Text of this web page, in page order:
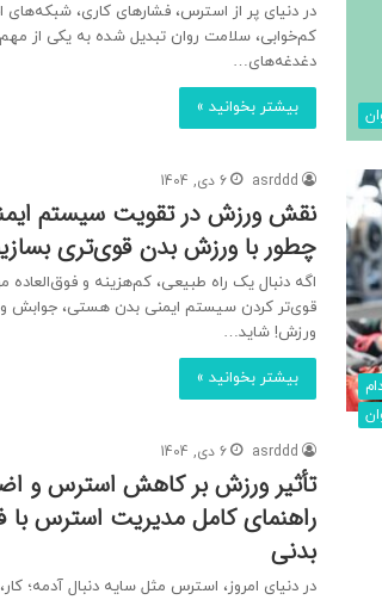
در دنیای پر از استرس، فشارهای کاری، شبکه‌های
کم‌خوابی، سلامت روان تبدیل شده به یکی از
دغدغه‌های…
بیشتر بخوانید »
asrddd 6 دی, 1404
نقش ورزش در تقویت سیستم
چطور با ورزش بدن قوی‌تری
اگه دنبال یک راه طبیعی، کم‌هزینه و فوق‌العاده
قوی‌تر کردن سیستم ایمنی بدن هستی، جوابش
ورزش! شاید…
بیشتر بخوانید »
asrddd
6 دی, 1404
تأثیر ورزش بر کاهش استرس و
راهنمای کامل مدیریت استرس با
بدنی
در دنیای امروز، استرس مثل سایه دنبال آدمه؛